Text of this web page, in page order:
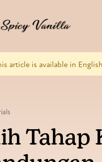
article is available in
Tahap